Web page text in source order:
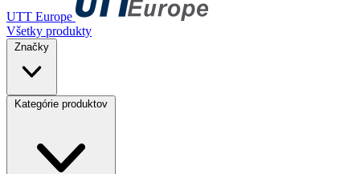
UTT Europe
Všetky produkty
Značky
Kategórie produktov